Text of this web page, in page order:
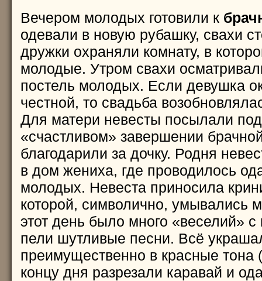
Вечером молодых готовили к
одевали в новую рубашку, свахи
дружки охраняли комнату, в
молодые. Утром свахи
постель молодых. Если девушка
честной, то свадьба
Для матери невесты посылали
«счастливом» завершении
благодарили за дочку. Родня
в дом жениха, где проводилось
молодых. Невеста приносила
которой, символично, умывались
этот день было много «веселий»
пели шутливые песни. Всё
преимущественно в красные тона
концу дня разрезали каравай и